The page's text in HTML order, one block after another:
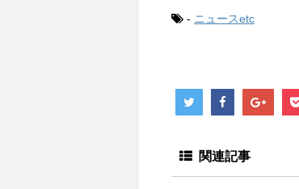
- ニュースetc
関連記事